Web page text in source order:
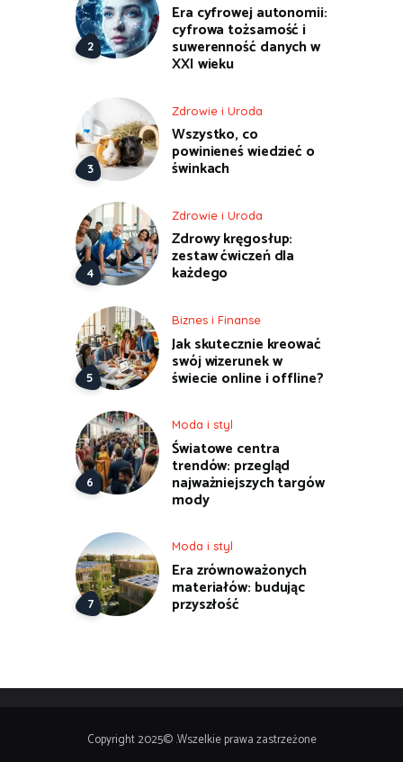
Era cyfrowej autonomii:
cyfrowa tożsamość i
suwerenność danych w
XXI wieku
Zdrowie i Uroda
Wszystko, co
powinieneś wiedzieć o
świnkach
Zdrowie i Uroda
Zdrowy kręgosłup:
zestaw ćwiczeń dla
każdego
Biznes i Finanse
Jak skutecznie kreować
swój wizerunek w
świecie online i offline?
Moda i styl
Światowe centra
trendów: przegląd
najważniejszych targów
mody
Moda i styl
Era zrównoważonych
materiałów: budując
przyszłość
Copyright 2025© .Wszelkie prawa zastrzeżone